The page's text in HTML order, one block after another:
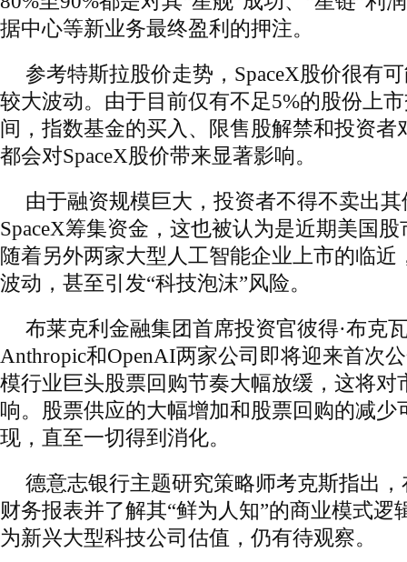
据中心等新业务最终盈利的押注。
参考特斯拉股价走势，SpaceX股价很有
较大波动。由于目前仅有不足5%的股份上
间，指数基金的买入、限售股解禁和投资者
都会对SpaceX股价带来显著影响。
由于融资规模巨大，投资者不得不卖出
SpaceX筹集资金，这也被认为是近期美国
随着另外两家大型人工智能企业上市的临近
波动，甚至引发“科技泡沫”风险。
布莱克利金融集团首席投资官彼得·布克
Anthropic和OpenAI两家公司即将迎来首次
模行业巨头股票回购节奏大幅放缓，这将对
响。股票供应的大幅增加和股票回购的减少
现，直至一切得到消化。
德意志银行主题研究策略师考克斯指出
财务报表并了解其“鲜为人知”的商业模式逻
为新兴大型科技公司估值，仍有待观察。